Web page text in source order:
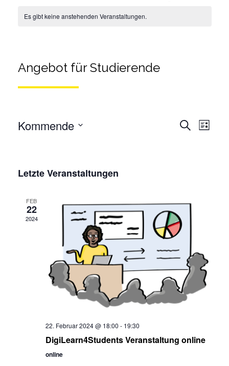
Es gibt keine anstehenden Veranstaltungen.
Angebot für Studierende
Suche
Liste
Kommende
Datum
Letzte Veranstaltungen
FEB
22
2024
22. Februar 2024 @ 18:00 - 19:30
DigiLearn4Students Veranstaltung online
online